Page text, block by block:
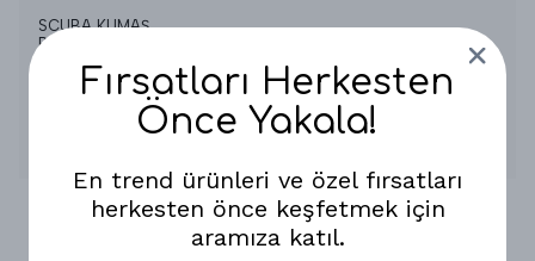
SCUBA KUMAŞ
BELİ LASTİKLİ
1 BEDEN 36-38
2 BEDEN 40-42
3 BEDEN 42-44
4 BEDEN 44-46 BEDEN ARALIĞINA UYGUNDUR
SALAŞ KALIP DEĞİLDİR
Fırsatları Herkesten
Önce Yakala!
En trend ürünleri ve özel fırsatları
herkesten önce keşfetmek için
aramıza katıl.